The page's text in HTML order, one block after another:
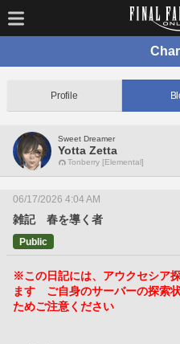
Profile
Sweet Dreamer
Yotta Zetta
Tonberry [Elemental]
06/17/2026 4:04 AM
雑記 春を導く者
Public
※この日記には、アウクセシア
ます　ご自身のサーバーの探索
ためご注意ください